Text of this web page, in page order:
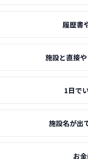
履歴書
施設と直接
1日で
施設名が出
お